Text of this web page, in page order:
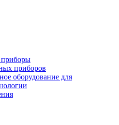
приборы
приборов
оборудование для